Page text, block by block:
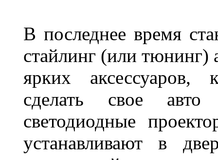
В последнее время
стайлинг (или тюнинг)
ярких аксессуаров,
сделать свое
светодиодные
устанавливают в